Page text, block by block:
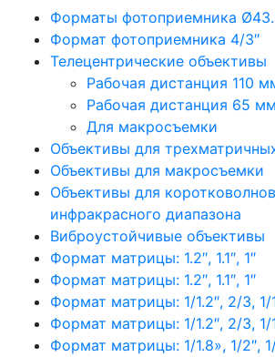
Форматы фотоприемника
Формат фотоприемника 4/3″
Телецентрические объективы
Рабочая дистанция 110
Рабочая дистанция 65 мм
Для макросъемки
Объективы для
Объективы для макросъемки
Объективы для
инфракрасного диапазона
Виброустойчивые объективы
Формат матрицы: 1.2″, 1.1″, 1″
Формат матрицы: 1.2″, 1.1″, 1″
Формат матрицы: 1/1.2″, 2/3, 1/
Формат матрицы: 1/1.2″, 2/3, 1/
Формат матрицы: 1/1.8», 1/2″,